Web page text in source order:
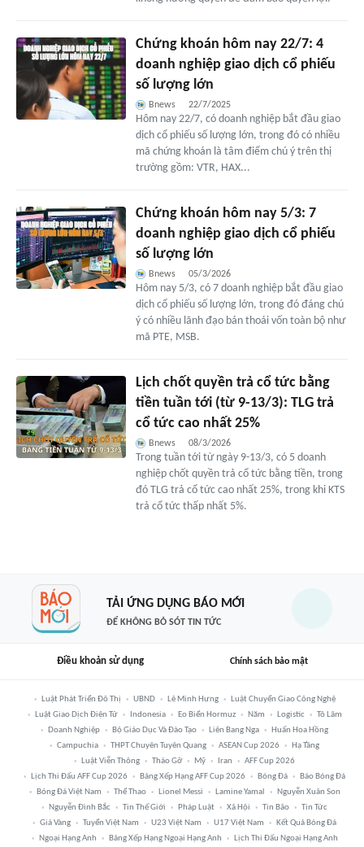
Chứng khoán hôm nay 22/7: 4
doanh nghiệp giao dịch cổ phiếu
số lượng lớn
Bnews 22/7/2025
Hôm nay 22/7, có doanh nghiệp bắt đầu giao
dịch cổ phiếu số lượng lớn, trong đó có nhiều
mã chứng khoán là tâm điểm chú ý trên thị
trường gồm: VTR, HAX...
Chứng khoán hôm nay 5/3: 7
doanh nghiệp giao dịch cổ phiếu
số lượng lớn
Bnews 05/3/2026
Hôm nay 5/3, có 7 doanh nghiệp bắt đầu giao
dịch cổ phiếu số lượng lớn, trong đó đáng chú
ý có nhiều lãnh đạo bán thoái vốn toàn bộ như
mã PTE, MSB.
Lịch chốt quyền trả cổ tức bằng
tiền tuần tới (từ 9-13/3): TLG trả
cổ tức cao nhất 25%
Bnews 08/3/2026
Trong tuần tới từ ngày 9-13/3, có 5 doanh
nghiệp chốt quyền trả cổ tức bằng tiền, trong
đó TLG trả cổ tức cao nhất 25%, trong khi KTS
trả cổ tức thấp nhất 5%.
TẢI ỨNG DỤNG BÁO MỚI
ĐỂ KHÔNG BỎ SÓT TIN TỨC
Điều khoản sử dụng Chính sách bảo mật
Luật Phát Triển Đô Thị UBND Lê Minh Hưng
Luật Chuyển Giao Công Nghệ
Luật Giao Dịch Điện Tử
Indonesia Eo Biển Hormuz Năm Logistic
Tô Lâm
Doanh Nghiệp
Bộ Giáo Dục Và Đào Tạo Liên Bang Nga
Huấn Hoa Hồng
Campuchia
THPT Chuyên Tuyên Quang ASEAN Cup 2026
Hạ Tầng
Luật Viễn Thông
Tháo Gỡ Mỹ Iran
AFF Cup 2026
Lịch Thi Đấu AFF Cup 2026
Bảng Xếp Hạng AFF Cup 2026 Bóng Đá
Báo Bóng Đá
Bóng Đá Việt Nam
Thể Thao Lionel Messi Lamine Yamal
Nguyễn Xuân Son
Nguyễn Đình Bắc
Tin Thế Giới Pháp Luật Xã Hội Tin Bão
Tin Tức
Giá Vàng
Tuyển Việt Nam U23 Việt Nam U17 Việt Nam
Kết Quả Bóng Đá
Ngoại Hạng Anh
Bảng Xếp Hạng Ngoại Hạng Anh Lịch Thi Đấu Ngoại Hạng Anh